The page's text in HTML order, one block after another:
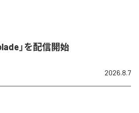
」を配信開始
2026.8.7